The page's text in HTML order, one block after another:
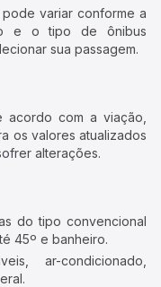
variar conforme a
e o tipo de ônibus
sua passagem.
acordo com a viação,
os valores atualizados
alterações.
do tipo convencional
45º e banheiro.
ar-condicionado,